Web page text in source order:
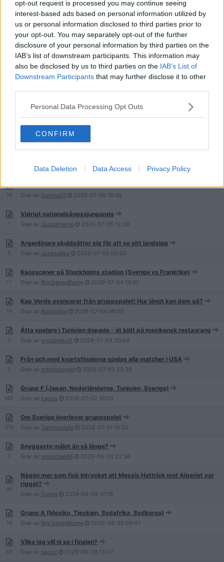
opt-out request is processed you may continue seeing
interest-based ads based on personal information utilized by
us or personal information disclosed to third parties prior to
your opt-out. You may separately opt-out of the further
disclosure of your personal information by third parties on the
IAB’s list of downstream participants. This information may
also be disclosed by us to third parties on the IAB’s List of
Downstream Participants that may further disclose it to other
Personal Data Processing Opt Outs
CONFIRM
Data Deletion Data Access Privacy Policy
turneringen
Svar av maktspel 2026-07-12 04:05
Hur många Europeiska lag tar sig till kvarten?
Svar av garozzo 2026-07-08 12:13
Skriker spelare av smärta eller överdriver dom?
Svar avSnickartasken 2026-07-0623:45
Svar avWoyo 2026-07-0621:55
Skadade spelare som (eventuellt) missar VM
Svar avDevalvera 2026-07-06
Svar av Robokopf 2026-07-06 00:52
16
Vilken VM-låt i VM 2026 är bäst?
Svar av Sunrise01 2026-07-05 16:45
1
Vidrigt nationalsångssjungande
Svar av Quandmeme 2026-07-05 12:38
9
Argentinare skuldsätter sig för att se sitt landslag
Svar av Jordgubbe 2026-07-05 00:00
77
Kaosscener på Stockholms stadion (Sverige vs Frankrike)
Svar av BigOrangeBunny 2026-07-04 14:07
16
Kap Verde avancerar från gruppspelet! Hur långt kan dem gå?
Svar av Burkgurka 2026-07-04 09:05
3
Åtta spelare i Tunisien dopade - åt kött på mexikansk restaurang
Svar av grodanskurt 2026-07-03 20:04
5
Från och med kvartsfinalerna spelas alla matcher i USA
Svar av robiniskogen 2026-07-02 22:39
565
Grupp F (Japan, Nederländerna, Tunisien, Sverige)
Svar av kajnus 2026-07-02 19:00
216
Om Sverige överlever gruppspelet
Svar av Turkmostafa 2026-07-01 16:35
3
Snyggaste målet än så länge?
Svar av sebastian66 2026-06-30 22:36
46
Någon mer som fick Intrycket att Messis Hattrick mot Algeriet var
riggat?
Svar av Dupea 2026-06-29 12:19
19
Grupp A (Mexiko, Tjeckien, Sydafrika, Sydkorea)
Svar av BigOrangeBunny 2026-06-29 09:47
63
Vilka lag vill ni se i finalen?
Svar av taklist 2026-06-28 13:07